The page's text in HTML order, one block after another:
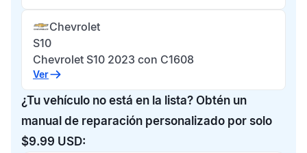
Chevrolet
S10
Chevrolet S10 2023 con C1608
Ver
¿Tu vehículo no está en la lista? Obtén un
manual de reparación personalizado por solo
$9.99 USD: